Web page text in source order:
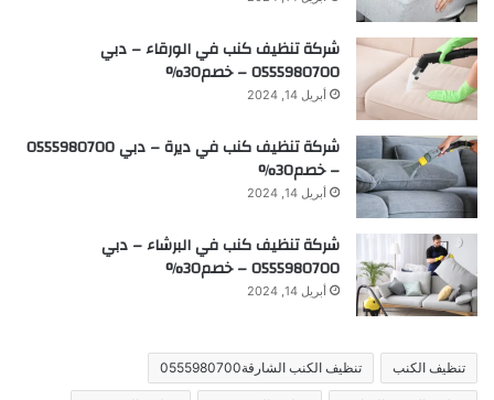
شركة تنظيف كنب في الورقاء – دبي
0555980700 – خصم30%
أبريل 14, 2024
شركة تنظيف كنب في ديرة – دبي 0555980700
– خصم30%
أبريل 14, 2024
شركة تنظيف كنب في البرشاء – دبي
0555980700 – خصم30%
أبريل 14, 2024
تنظيف الكنب تنظيف الكنب الشارقة0555980700